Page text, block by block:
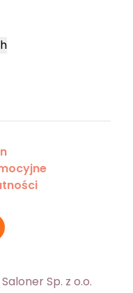
Sp. z o.o.